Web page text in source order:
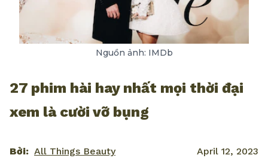
Nguồn ảnh: IMDb
27 phim hài hay nhất mọi thời đại
xem là cười vỡ bụng
Bởi: All Things Beauty April 12, 2023